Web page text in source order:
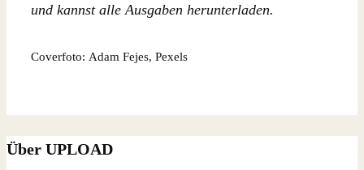
und kannst alle Ausgaben herunterladen.
Coverfoto: Adam Fejes, Pexels
Über UPLOAD